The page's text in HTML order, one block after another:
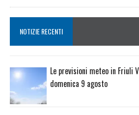
NOTIZIE RECENTI
Le previsioni meteo in Friuli
domenica 9 agosto